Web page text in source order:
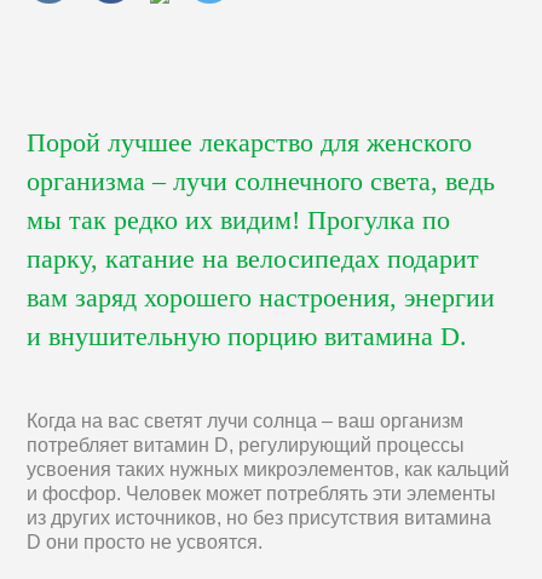
Порой лучшее лекарство для женского
организма – лучи солнечного света, ведь
мы так редко их видим! Прогулка по
парку, катание на велосипедах подарит
вам заряд хорошего настроения, энергии
и внушительную порцию витамина D.
Когда на вас светят лучи солнца – ваш организм
потребляет витамин D, регулирующий процессы
усвоения таких нужных микроэлементов, как кальций
и фосфор. Человек может потреблять эти элементы
из других источников, но без присутствия витамина
D они просто не усвоятся.